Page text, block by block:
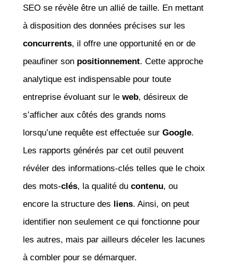
SEO se révèle être un allié de taille. En mettant
à disposition des données précises sur les
concurrents, il offre une opportunité en or de
peaufiner son positionnement. Cette approche
analytique est indispensable pour toute
entreprise évoluant sur le web, désireux de
s’afficher aux côtés des grands noms
lorsqu’une requête est effectuée sur Google.
Les rapports générés par cet outil peuvent
révéler des informations-clés telles que le choix
des mots-clés, la qualité du contenu, ou
encore la structure des liens. Ainsi, on peut
identifier non seulement ce qui fonctionne pour
les autres, mais par ailleurs déceler les lacunes
à combler pour se démarquer.